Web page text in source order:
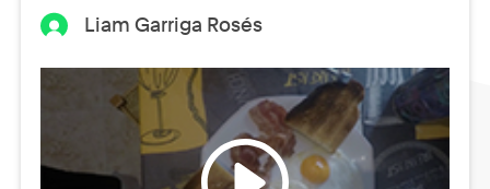
Liam Garriga Rosés